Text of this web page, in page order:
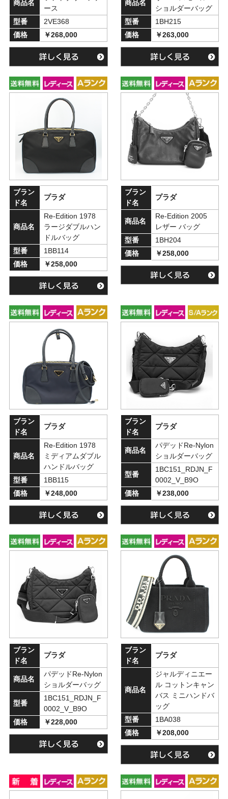
商品名
ース
型番
2VE368
価格
￥268,000
商品名
ショルダーバッグ
型番
1BH215
価格
￥263,000
ブラン
ド名
プラダ
商品名
Re-Edition 1978
ラージダブルハン
ドルバッグ
型番
1BB114
価格
￥258,000
ブラン
ド名
プラダ
商品名
Re-Edition 2005
レザー バッグ
型番
1BH204
価格
￥258,000
ブラン
ド名
プラダ
商品名
Re-Edition 1978
ミディアムダブル
ハンドルバッグ
型番
1BB115
価格
￥248,000
ブラン
ド名
プラダ
商品名
パデッドRe-Nylon
ショルダーバッグ
型番
1BC151_RDJN_F
0002_V_B9O
価格
￥238,000
ブラン
ド名
プラダ
商品名
パデッドRe-Nylon
ショルダーバッグ
型番
1BC151_RDJN_F
0002_V_B9O
価格
￥228,000
ブラン
ド名
プラダ
商品名
ジャルディニエー
ル コットンキャン
バス ミニハンドバ
ッグ
型番
1BA038
価格
￥208,000